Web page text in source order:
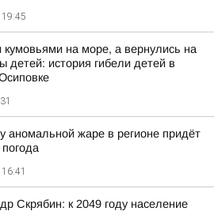
19:45
кумовьями на море, а вернулись на
детей: история гибели детей в
аномальной жаре в регионе придёт
Скрябин: к 2049 году население